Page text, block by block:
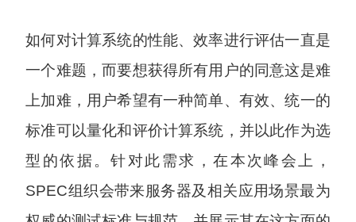
如何对计算系统的性能、效率进行评估一直是
一个难题，而要想获得所有用户的同意这是难
上加难，用户希望有一种简单、有效、统一的
标准可以量化和评价计算系统，并以此作为选
型的依据。针对此需求，在本次峰会上，
SPEC组织会带来服务器及相关应用场景最为